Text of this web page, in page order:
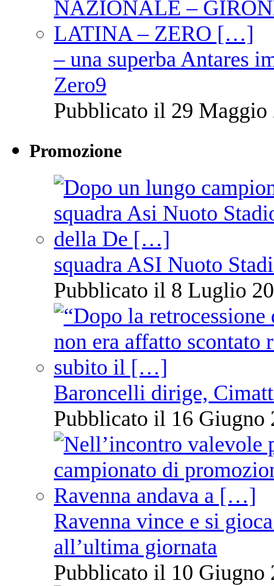
– una superba Antares
Zero9
Pubblicato il 29 Maggio
Promozione
squadra ASI Nuoto
Pubblicato il 8 Luglio
Baroncelli dirige,
Pubblicato il 16 Giugno
Ravenna vince e si
all’ultima giornata
Pubblicato il 10 Giugno